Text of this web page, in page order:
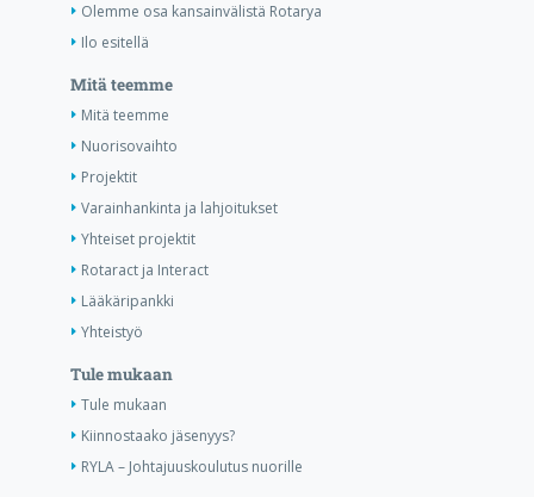
Olemme osa kansainvälistä Rotarya
Ilo esitellä
Mitä teemme
Mitä teemme
Nuorisovaihto
Projektit
Varainhankinta ja lahjoitukset
Yhteiset projektit
Rotaract ja Interact
Lääkäripankki
Yhteistyö
Tule mukaan
Tule mukaan
Kiinnostaako jäsenyys?
RYLA – Johtajuuskoulutus nuorille